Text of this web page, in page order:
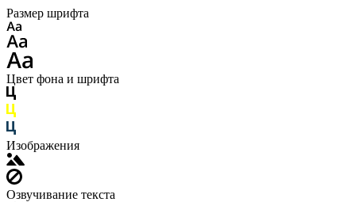
Размер шрифта
Цвет фона и шрифта
Изображения
Озвучивание текста